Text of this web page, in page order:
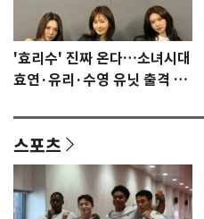
'효리수' 진짜 온다…소녀시대
효연·유리·수영 유닛 출격 [N
스포츠